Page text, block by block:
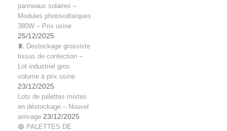
panneaux solaires –
Modules photovoltaïques
380W – Prix usine
25/12/2025
🧵 Destockage grossiste
tissus de confection –
Lot industriel gros
volume à prix usine
23/12/2025
Lots de palettes mixtes
en déstockage – Nouvel
arrivage 23/12/2025
🟢 PALETTES DE